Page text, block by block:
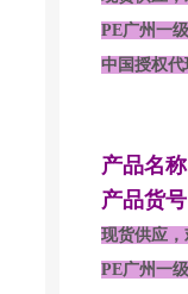
PE广州一
中国授权
产品名
产品货
现货供应
PE广州一